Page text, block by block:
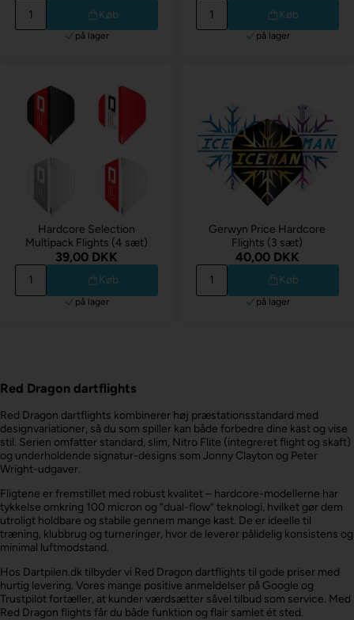
Køb
på lager
Køb
på lager
Hardcore Selection
Multipack Flights (4 sæt)
39,00 DKK
Køb
på lager
Gerwyn Price Hardcore
Flights (3 sæt)
40,00 DKK
Køb
på lager
Red Dragon dartflights
Red Dragon dartflights kombinerer høj præstationsstandard med
designvariationer, så du som spiller kan både forbedre dine kast og vise
stil. Serien omfatter standard, slim, Nitro Flite (integreret flight og skaft)
og underholdende signatur-designs som Jonny Clayton og Peter
Wright-udgaver.
Fligtene er fremstillet med robust kvalitet – hardcore-modellerne har
tykkelse omkring 100 micron og “dual-flow” teknologi, hvilket gør dem
utroligt holdbare og stabile gennem mange kast. De er ideelle til
træning, klubbrug og turneringer, hvor de leverer pålidelig konsistens og
minimal luftmodstand.
Hos Dartpilen.dk tilbyder vi Red Dragon dartflights til gode priser med
hurtig levering. Vores mange positive anmeldelser på Google og
Trustpilot fortæller, at kunder værdsætter såvel tilbud som service. Med
Red Dragon flights får du både funktion og flair samlet ét sted.